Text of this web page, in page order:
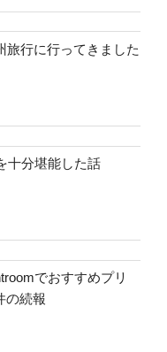
旅行に行ってきました
十分堪能した話
でおすすめプリ
の続報